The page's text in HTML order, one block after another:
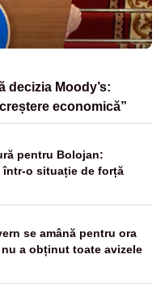
decizia Moody’s:
economică”
pentru Bolojan:
într-o situație de forță
se amână pentru ora
a obținut toate avizele